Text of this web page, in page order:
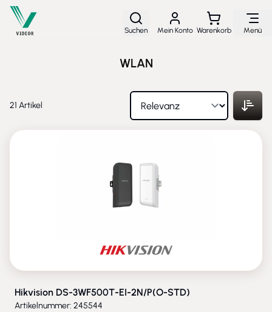
Direkt zum Inhalt
Suchen Mein Konto Warenkorb Menü
WLAN
21 Artikel
Hikvision DS-3WF500T-EI-2N/P(O-STD)
Artikelnummer: 245544